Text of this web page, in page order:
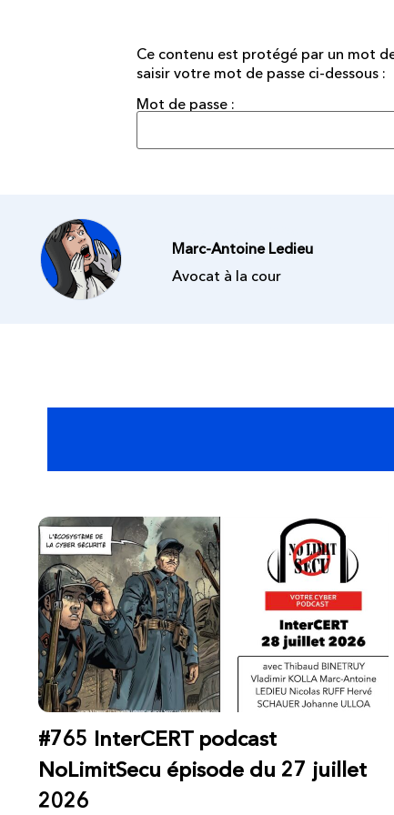
Ce contenu est protégé par un mot
saisir votre mot de passe ci-dessous :
Mot de passe :
Marc-Antoine Ledieu
Avocat à la cour
#765 InterCERT podcast
NoLimitSecu épisode du 27 juillet
2026